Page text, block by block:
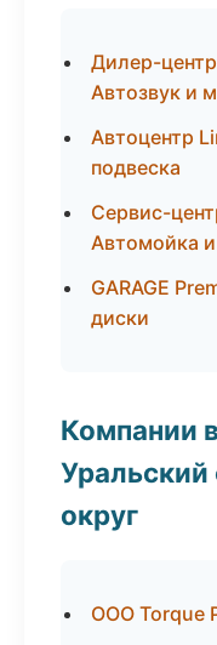
Дилер-
Автозвук и
Автоцентр
подвеска
Сервис-
Автомойка
GARAGE
диски
Компании
округ
ООО Torque